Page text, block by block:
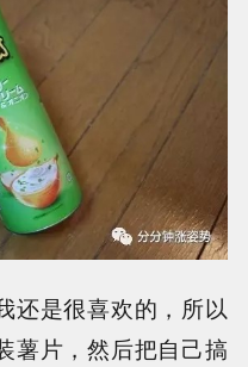
还是很喜欢的，所以
薯片，然后把自己搞